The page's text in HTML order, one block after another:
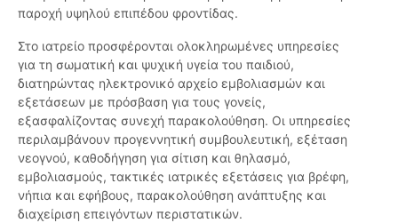
παροχή υψηλού επιπέδου φροντίδας.
Στο ιατρείο προσφέρονται ολοκληρωμένες υπηρεσίες
για τη σωματική και ψυχική υγεία του παιδιού,
διατηρώντας ηλεκτρονικό αρχείο εμβολιασμών και
εξετάσεων με πρόσβαση για τους γονείς,
εξασφαλίζοντας συνεχή παρακολούθηση. Οι υπηρεσίες
περιλαμβάνουν προγεννητική συμβουλευτική, εξέταση
νεογνού, καθοδήγηση για σίτιση και θηλασμό,
εμβολιασμούς, τακτικές ιατρικές εξετάσεις για βρέφη,
νήπια και εφήβους, παρακολούθηση ανάπτυξης και
διαχείριση επειγόντων περιστατικών.